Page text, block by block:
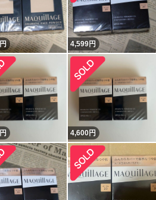
円 4,599円
円 4,600円